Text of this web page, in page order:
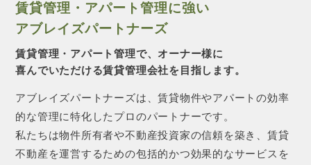
賃貸管理・アパート管理に強い
アブレイズパートナーズ
賃貸管理・アパート管理で、オーナー様に
喜んでいただける賃貸管理会社を目指します。
アブレイズパートナーズは、賃貸物件やアパートの効率
的な管理に特化したプロのパートナーです。
私たちは物件所有者や不動産投資家の信頼を築き、賃貸
不動産を運営するための包括的かつ効果的なサービスを